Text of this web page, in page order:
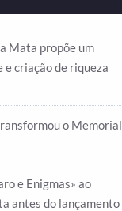
Mata propõe um
criação de riqueza
o Memorial
e Enigmas» ao
antes do lançamento